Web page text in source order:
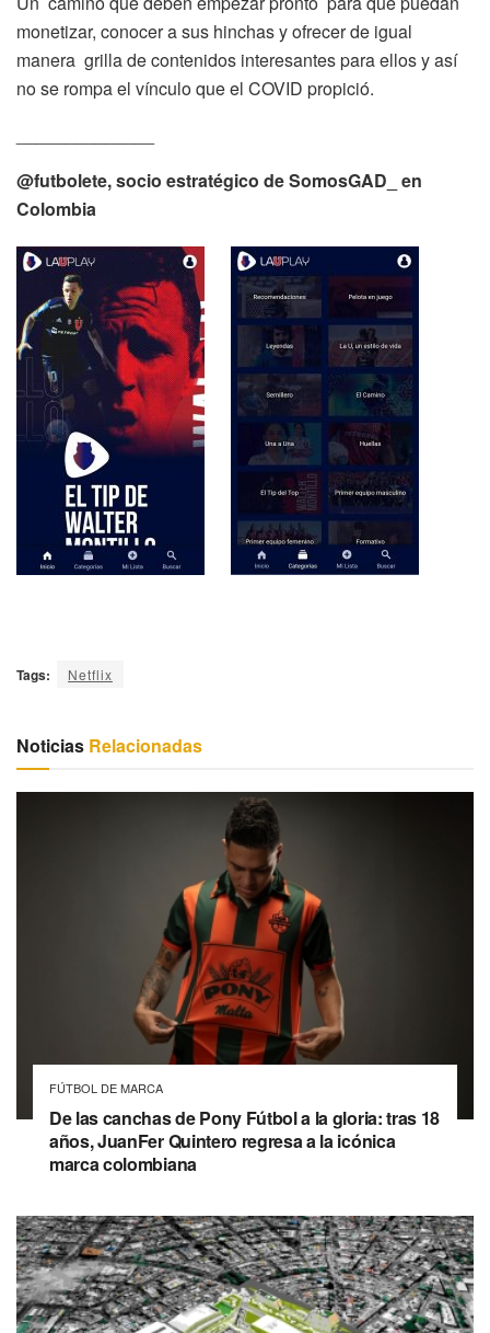
monetizar, conocer a sus hinchas y ofrecer de igual
manera grilla de contenidos interesantes para ellos y así
no se rompa el vínculo que el COVID propició.
@futbolete, socio estratégico de SomosGAD_ en
Colombia
Tags: Netflix
Noticias Relacionadas
FÚTBOL DE MARCA
De las canchas de Pony Fútbol a la gloria: tras 18
años, JuanFer Quintero regresa a la icónica
marca colombiana